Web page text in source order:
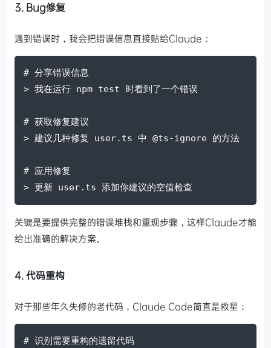
3. Bug修复
遇到错误时，我会把错误信息直接贴给Claude：
# 分享错误信息
> 我在运行 npm test 时看到了一个错误
# 获取修复建议
> 建议几种修复 user.ts 中 @ts-ignore 的方法
# 应用修复
> 更新 user.ts 添加你建议的空值检查
关键是要提供完整的错误堆栈和重现步骤，这样Claude才能
给出准确的解决方案。
4. 代码重构
对于那些年久失修的老代码，Claude Code简直是救星：
# 识别需要重构的遗留代码